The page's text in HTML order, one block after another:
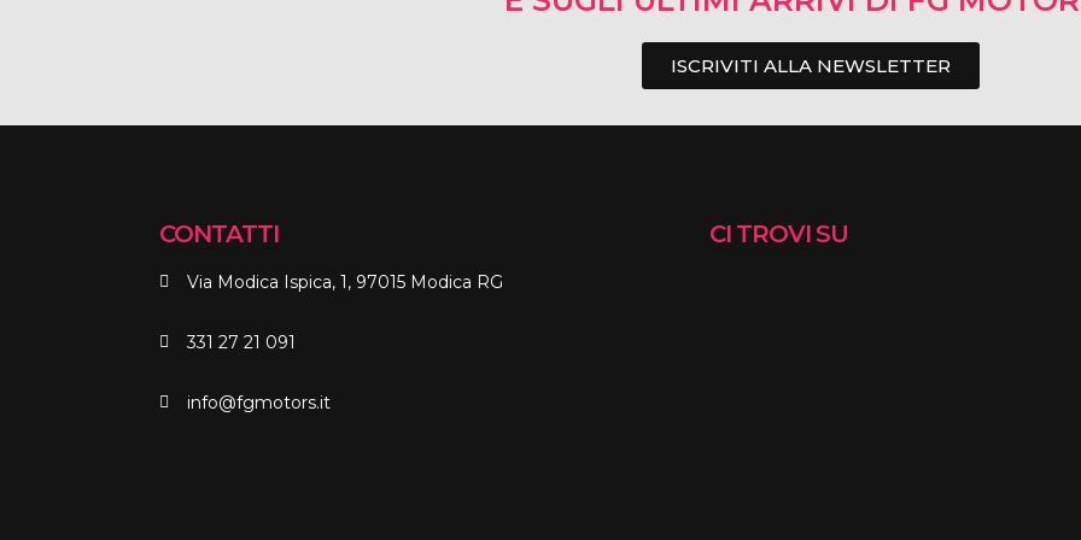
ISCRIVITI ALLA NEWSLETTER
CONTATTI
Via Modica Ispica, 1, 97015 Modica RG
331 27 21 091
info@fgmotors.it
CI TROVI SU